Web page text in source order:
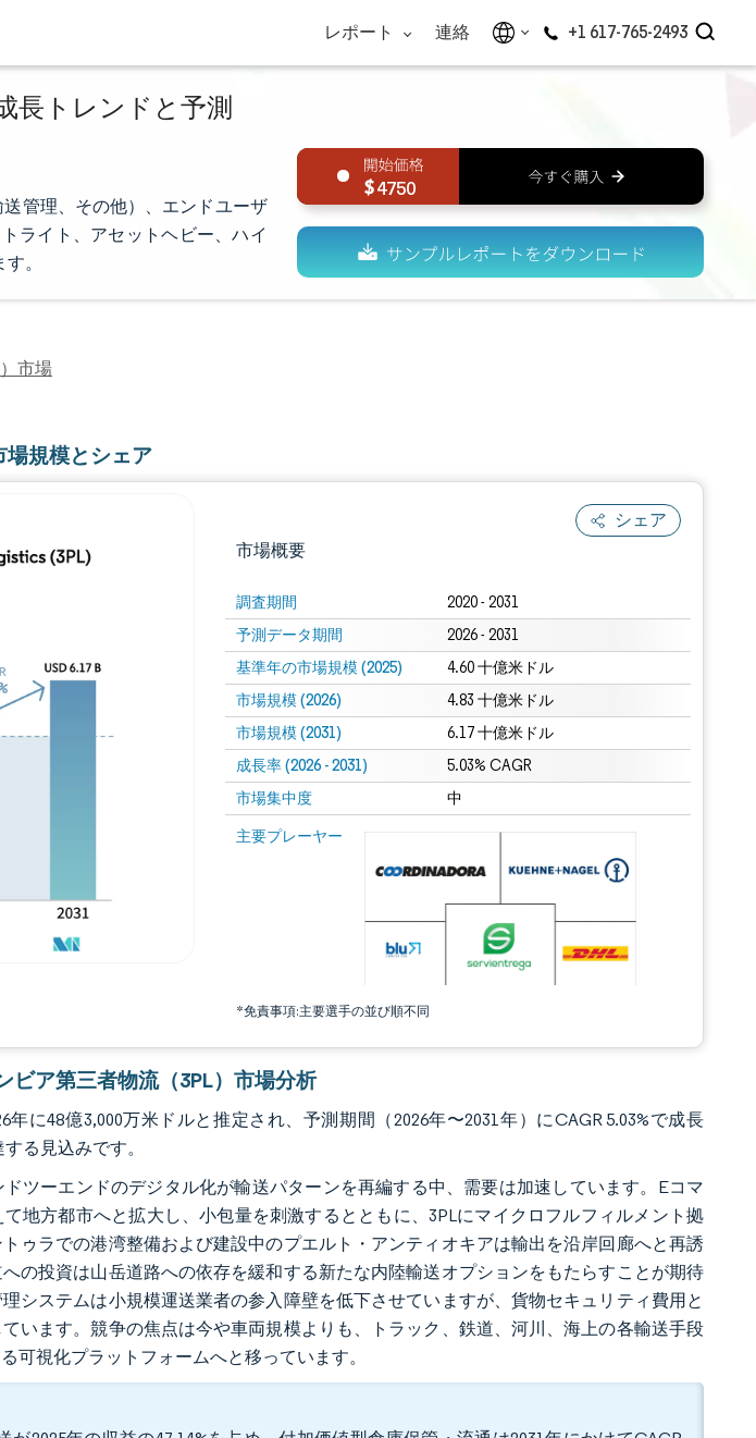
レポート 連絡 +1 617-765-2493
長トレンドと予測
管理、その他）、エンドユーザ
ライト、アセットヘビー、ハイ
。
4750
市場
場規模とシェア
シェア
市場概要
調査期間 2020 - 2031
予測データ期間 2026 - 2031
基準年の市場規模 (2025) 4.60 十億米ドル
市場規模 (2026) 4.83 十億米ドル
市場規模 (2031) 6.17 十億米ドル
成長率 (2026 - 2031) 5.03% CAGR
市場集中度 中
主要プレーヤー
*免責事項:主要選手の並び順不同
画像 © Mordor Intelligence。再利用にはCC BY 4.0の表示が必要です。
Intelligence。再利用にはCC BY 4.0の表示が必要です。
ア第三者物流（3PL）市場分析
に48億3,000万米ドルと推定され、予測期間（2026年〜2031年）にCAGR 5.03%で成長
る見込みです。
ツーエンドのデジタル化が輸送パターンを再編する中、需要は加速しています。Eコマ
地方都市へと拡大し、小包量を刺激するとともに、3PLにマイクロフルフィルメント拠
ゥラでの港湾整備および建設中のプエルト・アンティオキアは輸出を沿岸回廊へと再誘
の投資は山岳道路への依存を緩和する新たな内陸輸送オプションをもたらすことが期待
システムは小規模運送業者の参入障壁を低下させていますが、貨物セキュリティ費用と
います。競争の焦点は今や車両規模よりも、トラック、鉄道、河川、海上の各輸送手段
可視化プラットフォームへと移っています。